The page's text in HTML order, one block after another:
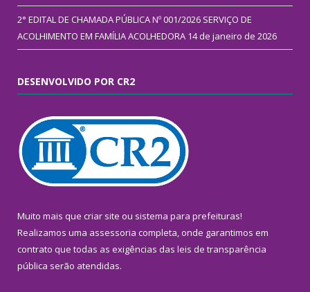
2° EDITAL DE CHAMADA PÚBLICA Nº 001/2026 SERVIÇO DE
ACOLHIMENTO EM FAMÍLIA ACOLHEDORA 14 de janeiro de 2026
DESENVOLVIDO POR CR2
Muito mais que criar site ou sistema para prefeituras!
Realizamos uma assessoria completa, onde garantimos em
contrato que todas as exigências das leis de transparência
pública serão atendidas.